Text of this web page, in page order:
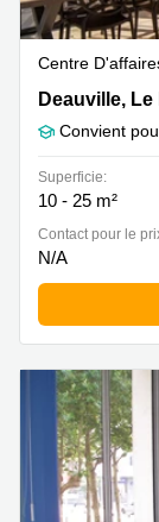
Centres
Lyon
Location
bureaux
Centre
Montpellier
Centre
Deauville, Le
Deauville, Le
Convient
Superficie:
10 - 25 m²
Contact pour le
N/A